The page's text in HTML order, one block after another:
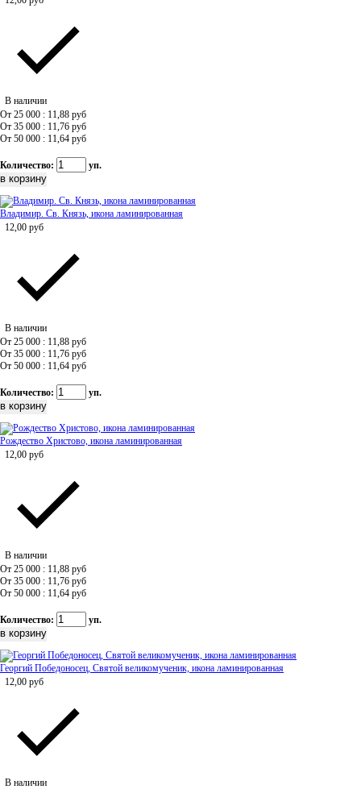
В наличии
От 25 000 : 11,88 руб
От 35 000 : 11,76 руб
От 50 000 : 11,64 руб
Количество: уп.
Владимир. Св. Князь, икона ламинированная
12,00 руб
В наличии
От 25 000 : 11,88 руб
От 35 000 : 11,76 руб
От 50 000 : 11,64 руб
Количество: уп.
Рождество Христово, икона ламинированная
12,00 руб
В наличии
От 25 000 : 11,88 руб
От 35 000 : 11,76 руб
От 50 000 : 11,64 руб
Количество: уп.
Георгий Победоносец, Святой великомученик, икона ламинированная
12,00 руб
В наличии